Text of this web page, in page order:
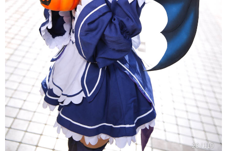
20 / 119